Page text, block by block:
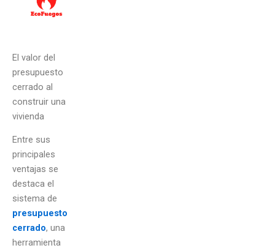
El valor del
presupuesto
cerrado al
construir una
vivienda
Entre sus
principales
ventajas se
destaca el
sistema de
presupuesto
cerrado, una
herramienta